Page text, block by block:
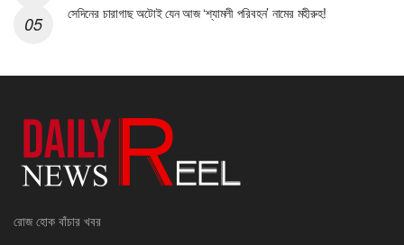
সেদিনের চারাগাছ অটোই যেন আজ ‘শ্যামলী পরিবহন’ নামের মহীরুহ!
রোজ হোক বাঁচার খবর